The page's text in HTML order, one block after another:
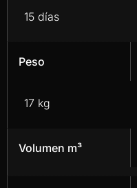
15 días
Peso
17 kg
Volumen m³